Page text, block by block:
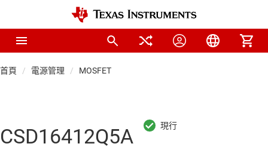
首頁 電源管理 MOSFET
CSD16412Q5A